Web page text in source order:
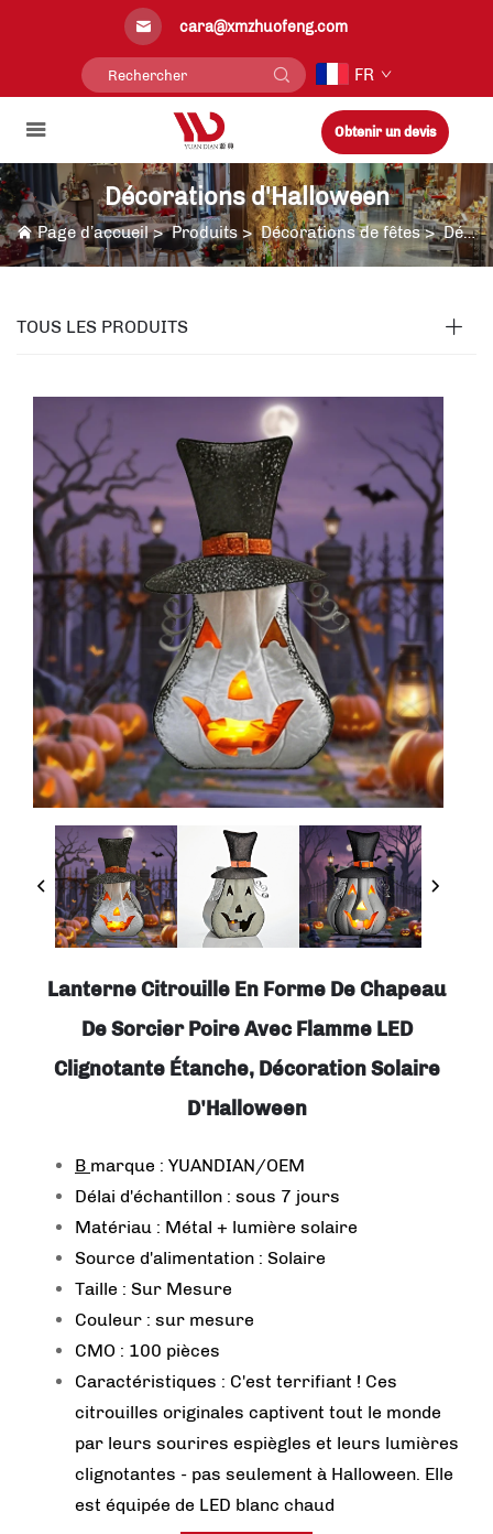
cara@xmzhuofeng.com
FR
Obtenir un devis
Décorations d'Halloween
Page d’accueil>Produits>Décorations de fêtes>Décorations d'Halloween
TOUS LES PRODUITS
Lanterne Citrouille En Forme De Chapeau
De Sorcier Poire Avec Flamme LED
Clignotante Étanche, Décoration Solaire
D'Halloween
B marque : YUANDIAN/OEM
Délai d'échantillon : sous 7 jours
Matériau : Métal + lumière solaire
Source d'alimentation : Solaire
Taille : Sur Mesure
Couleur : sur mesure
CMO : 100 pièces
Caractéristiques : C'est terrifiant ! Ces
citrouilles originales captivent tout le monde
par leurs sourires espiègles et leurs lumières
clignotantes - pas seulement à Halloween. Elle
est équipée de LED blanc chaud